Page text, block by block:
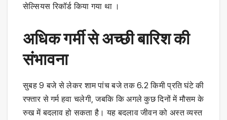
सेल्सियस रिकॉर्ड किया गया था ।
अधिक गर्मी से अच्छी बारिश की
संभावना
सुबह 9 बजे से लेकर शाम पांच बजे तक 6.2 किमी प्रति घंटे की
रफ्तार से गर्म हवा चलेगी, जबकि कि अगले कुछ दिनों में मौसम के
रुख में बदलाव हो सकता है। यह बदलाव जीवन को अस्त व्यस्त